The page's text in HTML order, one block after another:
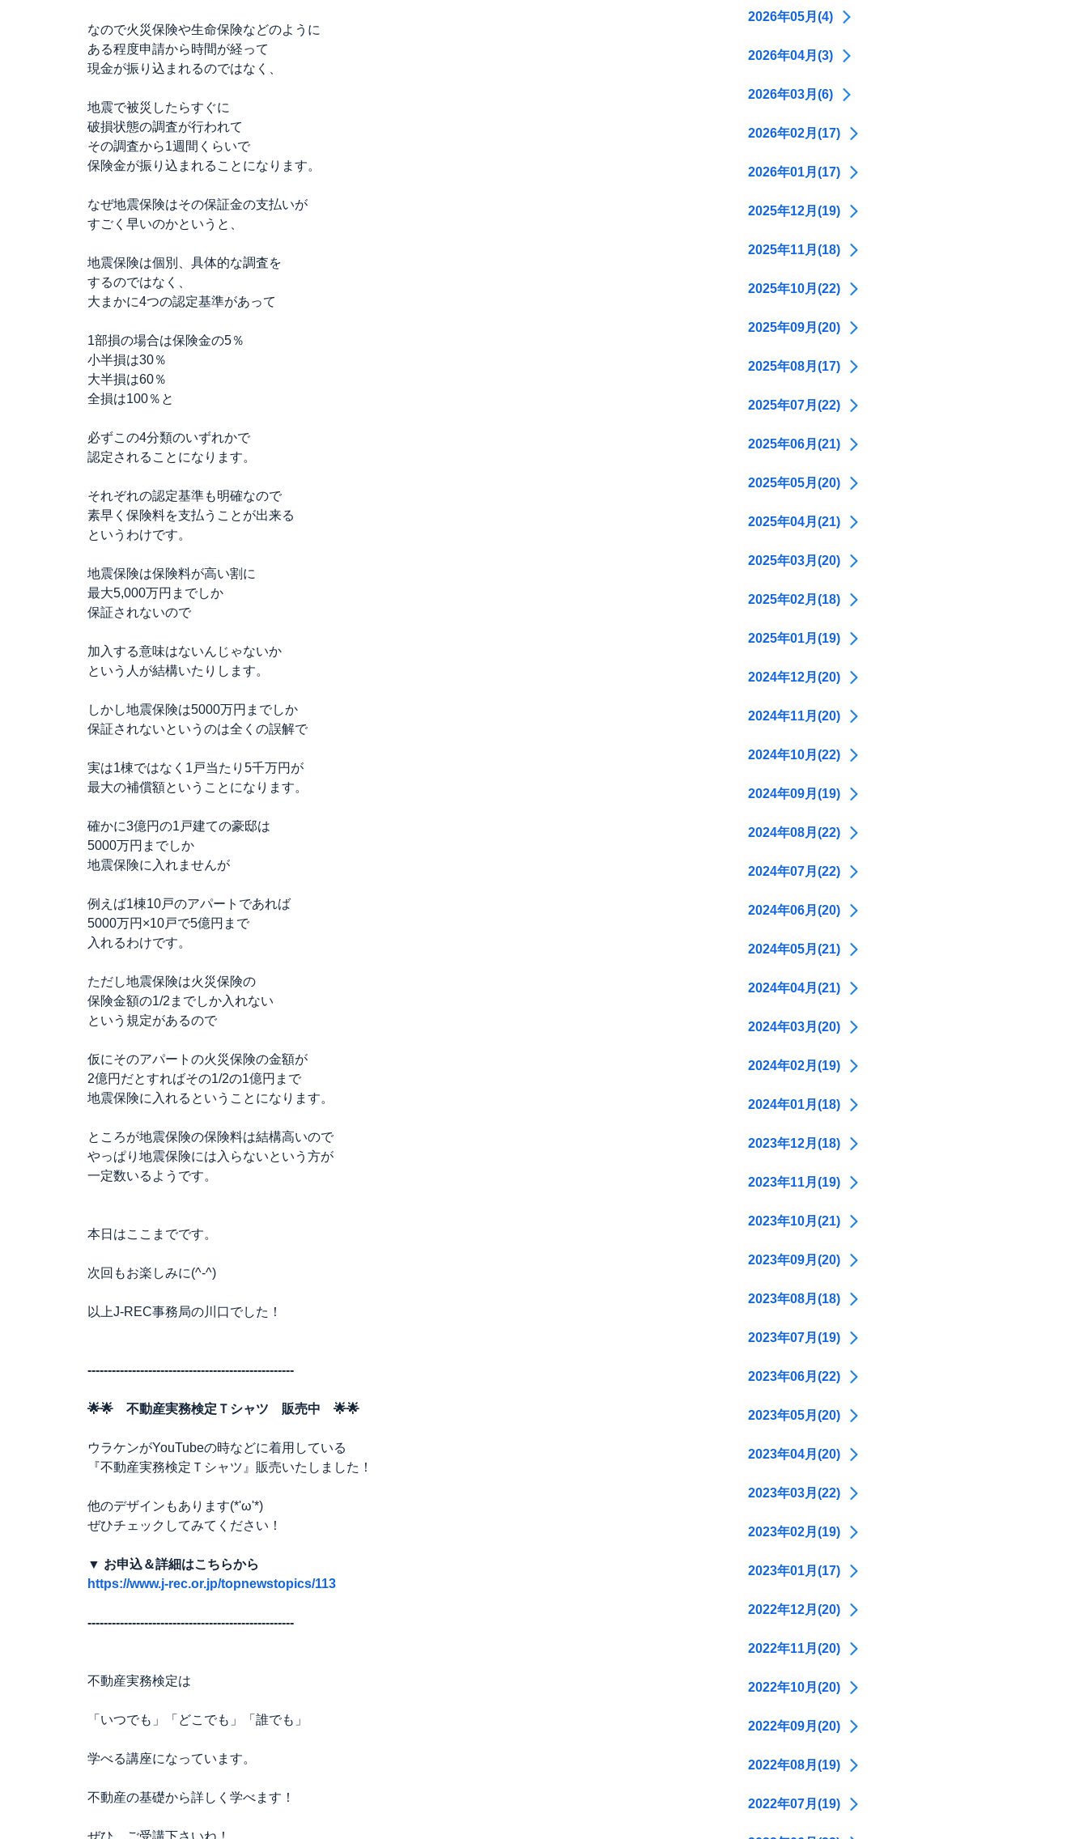
なので火災保険や生命保険などのように
ある程度申請から時間が経って
現金が振り込まれるのではなく、
地震で被災したらすぐに
破損状態の調査が行われて
その調査から1週間くらいで
保険金が振り込まれることになります。
なぜ地震保険はその保証金の支払いが
すごく早いのかというと、
地震保険は個別、具体的な調査を
するのではなく、
大まかに4つの認定基準があって
1部損の場合は保険金の5％
小半損は30％
大半損は60％
全損は100％と
必ずこの4分類のいずれかで
認定されることになります。
それぞれの認定基準も明確なので
素早く保険料を支払うことが出来る
というわけです。
地震保険は保険料が高い割に
最大5,000万円までしか
保証されないので
加入する意味はないんじゃないか
という人が結構いたりします。
しかし地震保険は5000万円までしか
保証されないというのは全くの誤解で
実は1棟ではなく1戸当たり5千万円が
最大の補償額ということになります。
確かに3億円の1戸建ての豪邸は
5000万円までしか
地震保険に入れませんが
例えば1棟10戸のアパートであれば
5000万円×10戸で5億円まで
入れるわけです。
ただし地震保険は火災保険の
保険金額の1/2までしか入れない
という規定があるので
仮にそのアパートの火災保険の金額が
2億円だとすればその1/2の1億円まで
地震保険に入れるということになります。
ところが地震保険の保険料は結構高いので
やっぱり地震保険には入らないという方が
一定数いるようです。
本日はここまでです。
次回もお楽しみに(^-^)
以上J-REC事務局の川口でした！
---------------------------------------------------
🌟🌟 不動産実務検定Ｔシャツ 販売中 🌟🌟
ウラケンがYouTubeの時などに着用している
『不動産実務検定Ｔシャツ』販売いたしました！
他のデザインもあります(*'ω'*)
ぜひチェックしてみてください！
▼ お申込＆詳細はこちらから
https://www.j-rec.or.jp/topnewstopics/113
---------------------------------------------------
不動産実務検定は
「いつでも」「どこでも」「誰でも」
学べる講座になっています。
不動産の基礎から詳しく学べます！
ぜひ、ご受講下さいね！
2026年05月(4)
2026年04月(3)
2026年03月(6)
2026年02月(17)
2026年01月(17)
2025年12月(19)
2025年11月(18)
2025年10月(22)
2025年09月(20)
2025年08月(17)
2025年07月(22)
2025年06月(21)
2025年05月(20)
2025年04月(21)
2025年03月(20)
2025年02月(18)
2025年01月(19)
2024年12月(20)
2024年11月(20)
2024年10月(22)
2024年09月(19)
2024年08月(22)
2024年07月(22)
2024年06月(20)
2024年05月(21)
2024年04月(21)
2024年03月(20)
2024年02月(19)
2024年01月(18)
2023年12月(18)
2023年11月(19)
2023年10月(21)
2023年09月(20)
2023年08月(18)
2023年07月(19)
2023年06月(22)
2023年05月(20)
2023年04月(20)
2023年03月(22)
2023年02月(19)
2023年01月(17)
2022年12月(20)
2022年11月(20)
2022年10月(20)
2022年09月(20)
2022年08月(19)
2022年07月(19)